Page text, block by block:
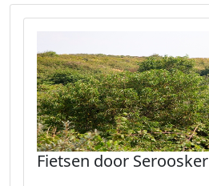
Fietsen door